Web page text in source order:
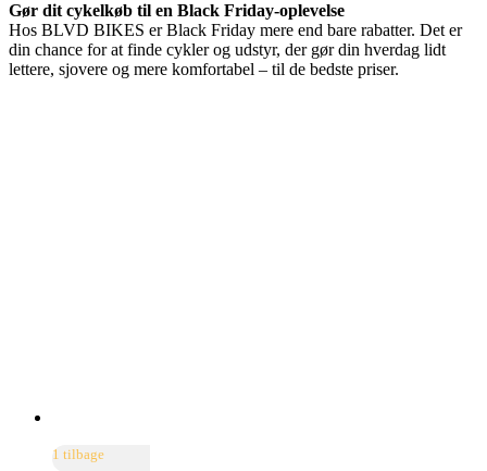
Gør dit cykelkøb til en Black Friday-oplevelse
Hos BLVD BIKES er Black Friday mere end bare rabatter. Det er
din chance for at finde cykler og udstyr, der gør din hverdag lidt
lettere, sjovere og mere komfortabel – til de bedste priser.
1 tilbage